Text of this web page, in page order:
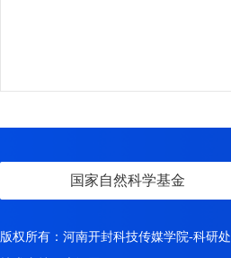
国家自然科学基金
版权所有：河南开封科技传媒学院-科研处